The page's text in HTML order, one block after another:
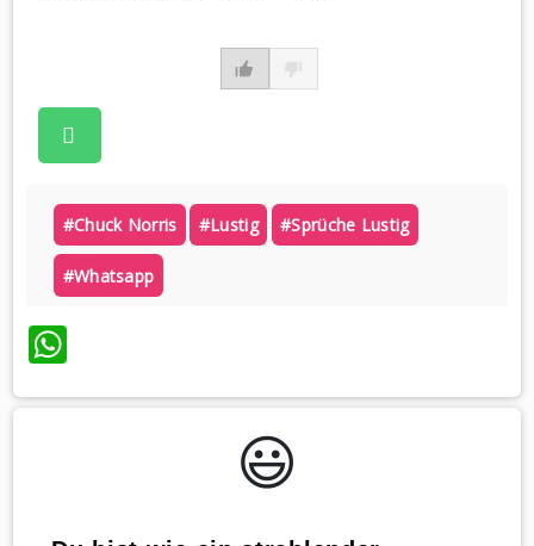
#chuck Norris #lustig #sprüche Lustig
#whatsapp
WhatsApp
😃️